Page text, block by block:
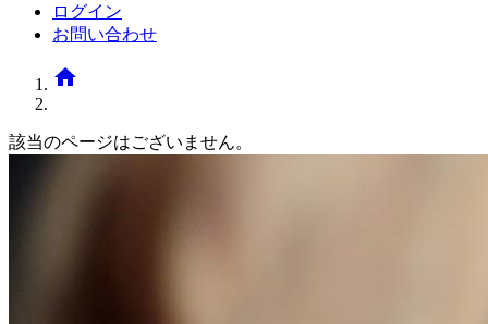
ログイン
お問い合わせ
home
該当のページはございません。